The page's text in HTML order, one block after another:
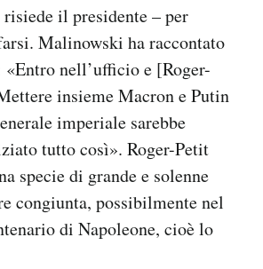
il presidente – per
Malinowski ha raccontato
nell’ufficio e [Roger-
insieme Macron e Putin
imperiale sarebbe
tutto così». Roger-Petit
specie di grande e solenne
congiunta, possibilmente nel
di Napoleone, cioè lo